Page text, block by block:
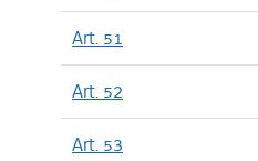
Art. 51
Art. 52
Art. 53